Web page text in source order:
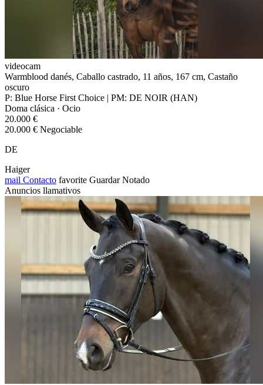
videocam
Warmblood danés, Caballo castrado, 11 años, 167 cm, Castaño
oscuro
P: Blue Horse First Choice | PM: DE NOIR (HAN)
Doma clásica · Ocio
20.000 €
20.000 € Negociable
DE
Haiger
mail Contacto favorite Guardar Notado
Anuncios llamativos